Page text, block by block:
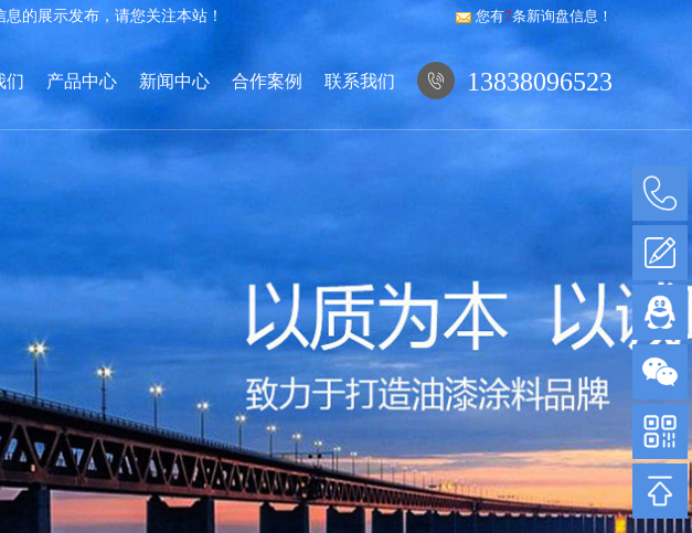
的展示发布，请您关注本站！ 您有7条新询盘信息！
们 产品中心 新闻中心 合作案例 联系我们  13838096523